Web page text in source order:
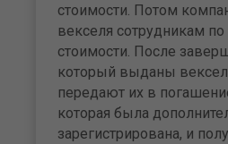
стоимости. Потом
векселя сотрудникам
стоимости. После
который выданы
передают их в
которая была
зарегистрирована, и